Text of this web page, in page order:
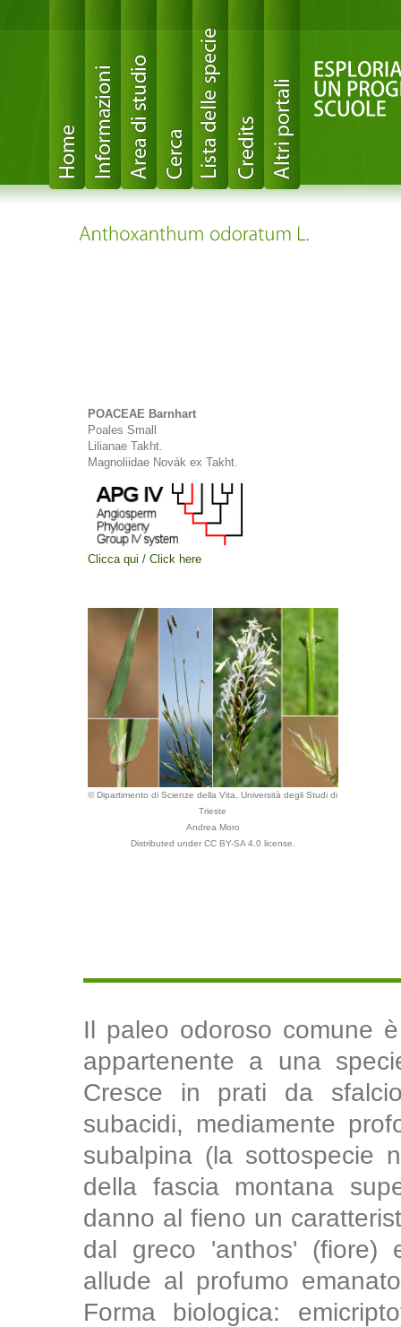
POACEAE Barnhart
Poales Small
Lilianae Takht.
Magnoliidae Novák ex Takht.
Clicca qui / Click here
© Dipartimento di Scienze della Vita, Università degli Studi di
Trieste
Andrea Moro
Distributed under CC BY-SA 4.0 license.
Il paleo odoroso comune
appartenente a una
Cresce in prati da
subacidi, mediamente
subalpina (la sottospecie
della fascia montana
danno al fieno un
dal greco 'anthos' (fiore)
allude al profumo
Forma biologica: